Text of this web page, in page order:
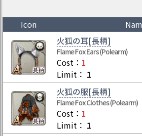
Icon
火狐の耳[長柄]
Flame Fox Ears (Polearm)
Cost ： 1
Limit ： 1
火狐の服[長柄]
Flame Fox Clothes (Polearm)
Cost ： 1
Limit ： 1